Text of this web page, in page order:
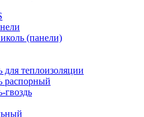
(панели)
для теплоизоляции
распорный
гвоздь